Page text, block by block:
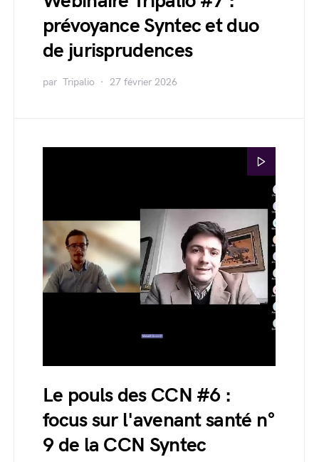
prévoyance Syntec et duo
de jurisprudences
par Tripalio 27 février 2026
Le pouls des CCN #6 :
focus sur l'avenant santé n°
9 de la CCN Syntec